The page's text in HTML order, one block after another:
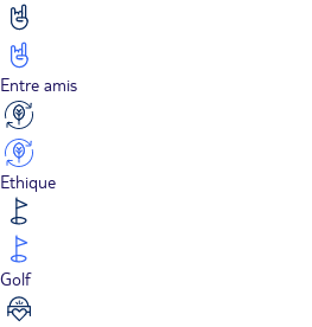
Entre amis
Ethique
Golf